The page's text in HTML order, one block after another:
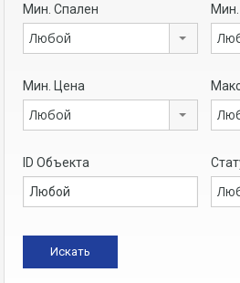
Мин. Спален
Любой
Мин.
Мин. Цена
Любой
ID Объекта